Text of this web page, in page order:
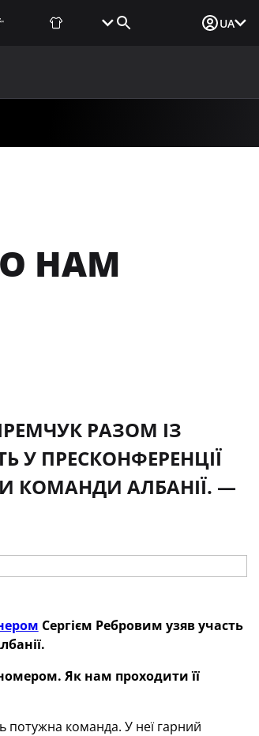
UA
НАМ
РАЗОМ ІЗ
У ПРЕСКОНФЕРЕНЦІЇ
КОМАНДИ АЛБАНІЇ. —
Сергієм Ребровим узяв участь
Як нам проходити її
потужна команда. У неї гарний